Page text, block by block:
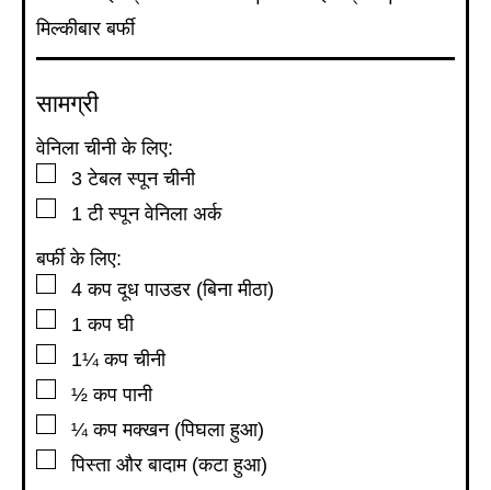
मिल्कीबार बर्फी
सामग्री
वेनिला चीनी के लिए:
▢
3 टेबल स्पून चीनी
▢
1 टी स्पून वेनिला अर्क
बर्फी के लिए:
▢
4 कप दूध पाउडर (बिना मीठा)
▢
1 कप घी
▢
1¼ कप चीनी
▢
½ कप पानी
▢
¼ कप मक्खन (पिघला हुआ)
▢
पिस्ता और बादाम (कटा हुआ)